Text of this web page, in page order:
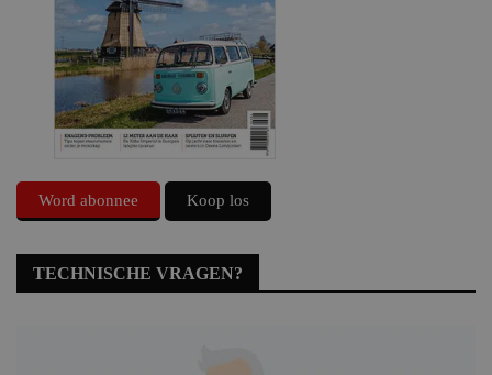
Word abonnee Koop los
TECHNISCHE VRAGEN?